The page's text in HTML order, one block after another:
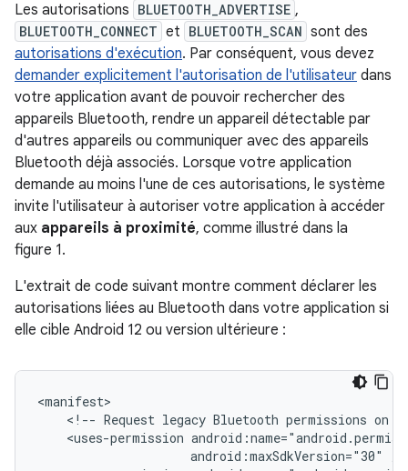
Les autorisations BLUETOOTH_ADVERTISE ,
BLUETOOTH_CONNECT et BLUETOOTH_SCAN sont des
autorisations d'exécution. Par conséquent, vous devez
demander explicitement l'autorisation de l'utilisateur dans
votre application avant de pouvoir rechercher des
appareils Bluetooth, rendre un appareil détectable par
d'autres appareils ou communiquer avec des appareils
Bluetooth déjà associés. Lorsque votre application
demande au moins l'une de ces autorisations, le système
invite l'utilisateur à autoriser votre application à accéder
aux appareils à proximité, comme illustré dans la
figure 1.
L'extrait de code suivant montre comment déclarer les
autorisations liées au Bluetooth dans votre application si
elle cible Android 12 ou version ultérieure :
<!-- Request legacy Bluetooth permissions on
<uses-permission
android:maxSdkVersion="30"